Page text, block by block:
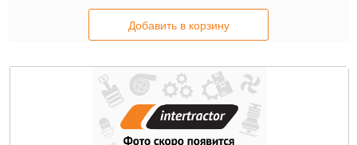
Добавить в корзину